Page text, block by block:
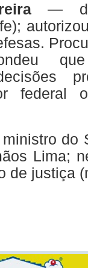
—
federal
do
Lima;
de justiça